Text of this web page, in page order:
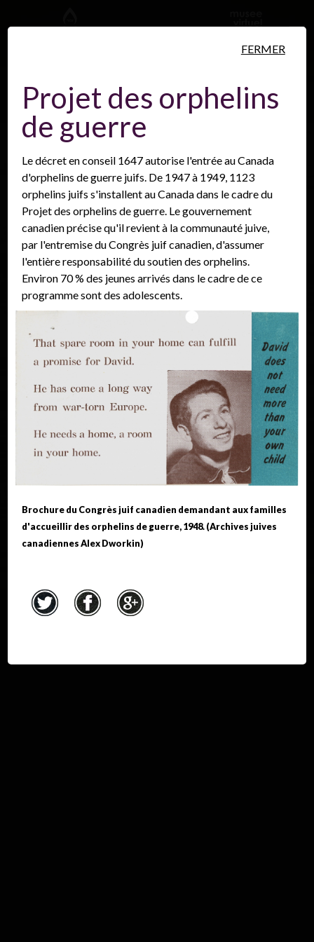
Personnes Lieux
Projet des orphelins
de guerre
FERMER
Le décret en conseil 1647 autorise l'entrée au Canada
d'orphelins de guerre juifs. De 1947 à 1949, 1123
orphelins juifs s'installent au Canada dans le cadre du
Projet des orphelins de guerre. Le gouvernement
canadien précise qu'il revient à la communauté juive,
par l'entremise du Congrès juif canadien, d'assumer
l'entière responsabilité du soutien des orphelins.
Environ 70 % des jeunes arrivés dans le cadre de ce
programme sont des adolescents.
Brochure du Congrès juif canadien demandant aux familles
d'accueillir des orphelins de guerre, 1948. (Archives juives
canadiennes Alex Dworkin)